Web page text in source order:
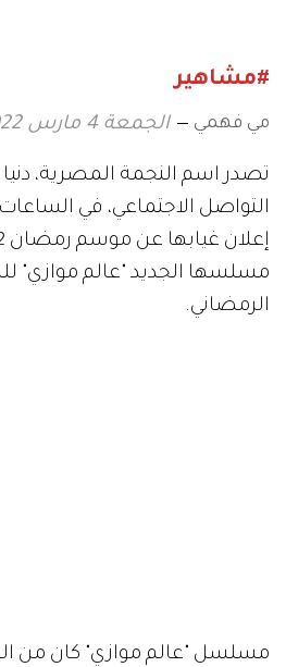
#مشاهير
مي فهمي الجمعة 4 مارس 2022 18:33
تصدر اسم النجمة المصرية،
التواصل الاجتماعي، في
مسلسها الجديد "عالم موازي"
الرمضاني.
مسلسل "عالم موازي" كان من